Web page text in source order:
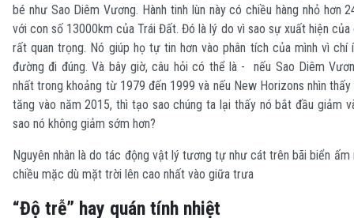
bé như Sao Diêm Vương. Hành tinh lùn này có chiều hàng nhỏ hơn
với con số 13000km của Trái Đất. Đó là lý do vì sao sự xuất hiện
rất quan trọng. Nó giúp họ tự tin hơn vào phân tích của mình vì
đường đi đúng. Và bây giờ, câu hỏi có thể là - nếu Sao Diêm
nhất trong khoảng từ 1979 đến 1999 và nếu New Horizons nhìn thấy
tăng vào năm 2015, thì tạo sao chúng ta lại thấy nó bắt đầu giảm
sao nó không giảm sớm hơn?
Nguyên nhân là do tác động vật lý tương tự như cát trên bãi biển ấm
chiều mặc dù mặt trời lên cao nhất vào giữa trưa
“Độ trễ” hay quán tính nhiệt